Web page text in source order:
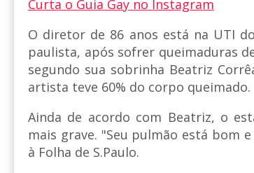
Curta o Guia Gay no Instagram
O diretor de 86 anos está na UTI
paulista, após sofrer queimaduras
segundo sua sobrinha Beatriz
artista teve 60% do corpo queimado.
Ainda de acordo com Beatriz, o
mais grave. "Seu pulmão está bom
à Folha de S.Paulo.